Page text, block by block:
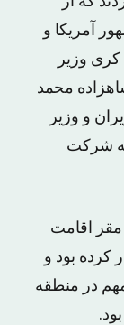
آمریکا و
وزیر
محمد
و وزیر
شرکت
اقامت
کرده بود و
در منطقه